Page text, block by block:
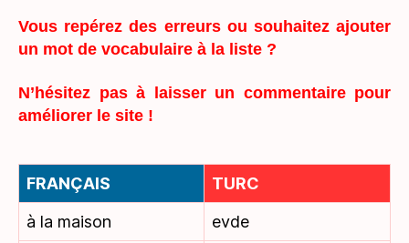
Vous repérez des erreurs ou souhaitez ajouter
un mot de vocabulaire à la liste ?
N’hésitez pas à laisser un commentaire pour
améliorer le site !
FRANÇAIS
TURC
à la maison
evde